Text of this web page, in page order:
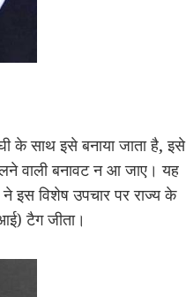
के साथ इसे बनाया जाता है, इसे
वाली बनावट न आ जाए। यह
ने इस विशेष उपचार पर राज्य के
टैग जीता।